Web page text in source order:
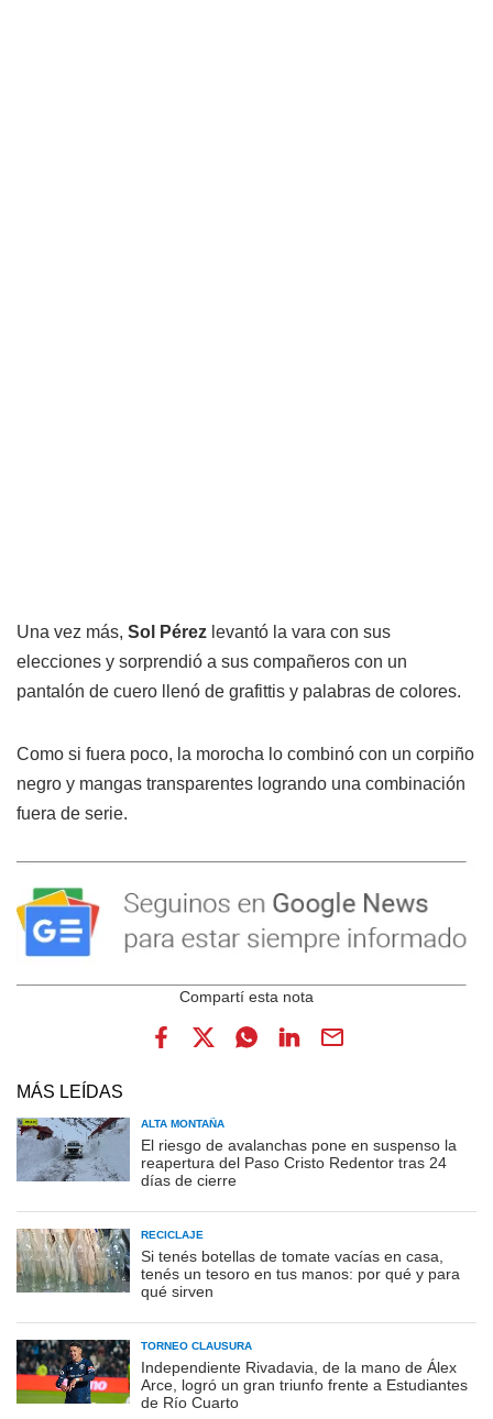
Una vez más, Sol Pérez levantó la vara con sus
elecciones y sorprendió a sus compañeros con un
pantalón de cuero llenó de grafittis y palabras de colores.
Como si fuera poco, la morocha lo combinó con un corpiño
negro y mangas transparentes logrando una combinación
fuera de serie.
MÁS LEÍDAS
ALTA MONTAÑA
El riesgo de avalanchas pone en suspenso la
reapertura del Paso Cristo Redentor tras 24
días de cierre
RECICLAJE
Si tenés botellas de tomate vacías en casa,
tenés un tesoro en tus manos: por qué y para
qué sirven
TORNEO CLAUSURA
Independiente Rivadavia, de la mano de Álex
Arce, logró un gran triunfo frente a Estudiantes
de Río Cuarto